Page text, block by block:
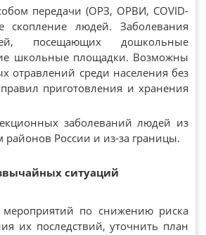
передачи (ОРЗ, ОРВИ, COVID-
людей. Заболевания
посещающих дошкольные
школьные площадки. Возможны
среди населения без
приготовления и хранения
заболеваний людей из
районов России и из-за границы.
ситуаций
мероприятий по снижению риска
их последствий, уточнить план